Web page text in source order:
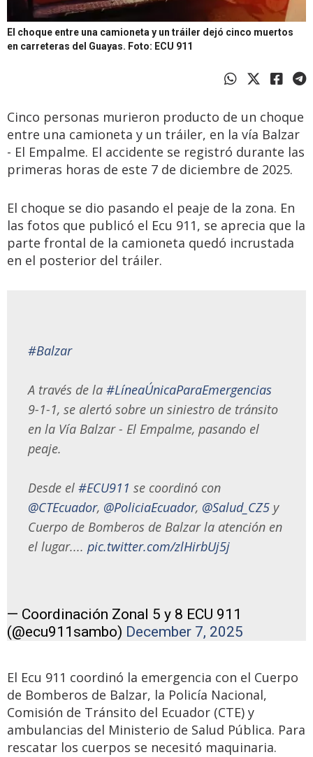
El choque entre una camioneta y un tráiler dejó cinco muertos
en carreteras del Guayas. Foto: ECU 911
Cinco personas murieron producto de un choque
entre una camioneta y un tráiler, en la vía Balzar
- El Empalme. El accidente se registró durante las
primeras horas de este 7 de diciembre de 2025.
El choque se dio pasando el peaje de la zona. En
las fotos que publicó el Ecu 911, se aprecia que la
parte frontal de la camioneta quedó incrustada
en el posterior del tráiler.
#Balzar
A través de la #LíneaÚnicaParaEmergencias
9-1-1, se alertó sobre un siniestro de tránsito
en la Vía Balzar - El Empalme, pasando el
peaje.
Desde el #ECU911 se coordinó con
@CTEcuador, @PoliciaEcuador, @Salud_CZ5 y
Cuerpo de Bomberos de Balzar la atención en
el lugar.... pic.twitter.com/zlHirbUj5j
— Coordinación Zonal 5 y 8 ECU 911
(@ecu911sambo) December 7, 2025
El Ecu 911 coordinó la emergencia con el Cuerpo
de Bomberos de Balzar, la Policía Nacional,
Comisión de Tránsito del Ecuador (CTE) y
ambulancias del Ministerio de Salud Pública. Para
rescatar los cuerpos se necesitó maquinaria.